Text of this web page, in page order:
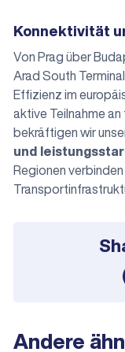
Konnektivität
Von Prag über
Arad South
Effizienz im
aktive Teilnahme
bekräftigen wir
und
Regionen
Andere